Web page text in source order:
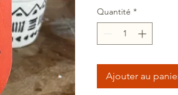
Quantité *
Ajouter au